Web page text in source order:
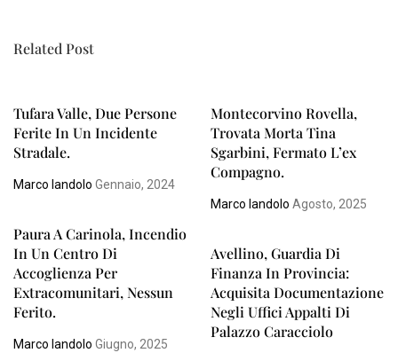
Related Post
Tufara Valle, Due Persone
Ferite In Un Incidente
Stradale.
Marco Iandolo Gennaio, 2024
Montecorvino Rovella,
Trovata Morta Tina
Sgarbini, Fermato L’ex
Compagno.
Marco Iandolo Agosto, 2025
Paura A Carinola, Incendio
In Un Centro Di
Accoglienza Per
Extracomunitari, Nessun
Ferito.
Marco Iandolo Giugno, 2025
Avellino, Guardia Di
Finanza In Provincia:
Acquisita Documentazione
Negli Uffici Appalti Di
Palazzo Caracciolo